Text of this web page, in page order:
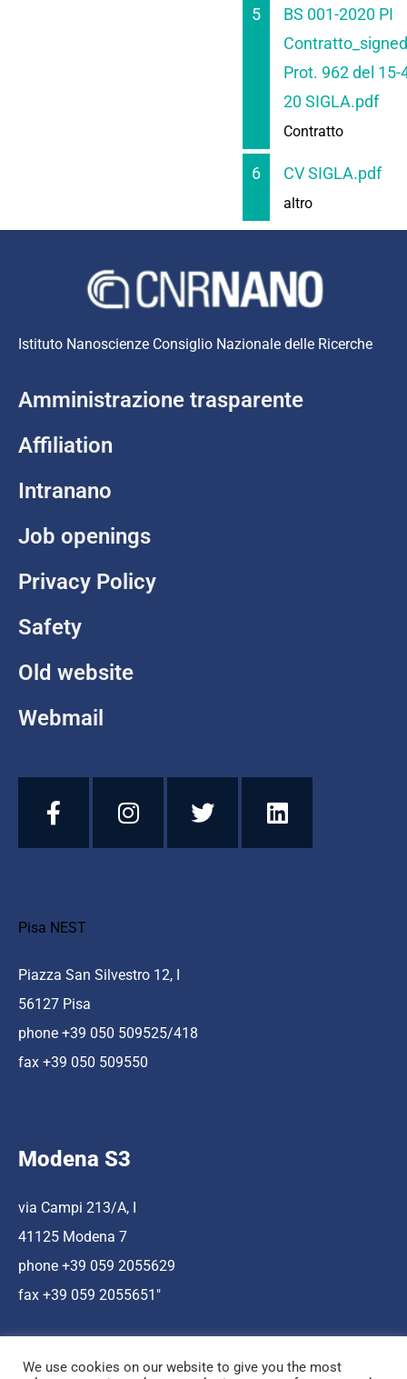
5
BS 001-2020 PI
Contratto_signed
Prot. 962 del 15-
20 SIGLA.pdf
Contratto
6 CV SIGLA.pdf
altro
Istituto Nanoscienze Consiglio Nazionale delle Ricerche
Amministrazione trasparente
Affiliation
Intranano
Job openings
Privacy Policy
Safety
Old website
Webmail
Pisa NEST
Piazza San Silvestro 12, I
56127 Pisa
phone +39 050 509525/418
fax +39 050 509550
Modena S3
via Campi 213/A, I
41125 Modena 7
phone +39 059 2055629
fax +39 059 2055651″
We use cookies on our website to give you the most